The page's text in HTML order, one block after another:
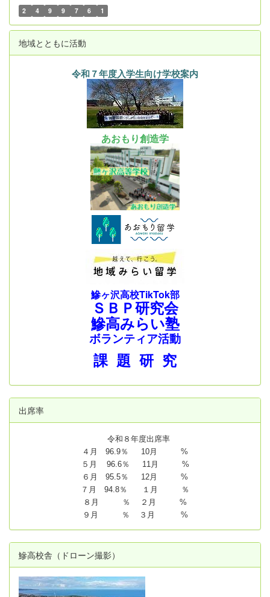
2 4 9 9 7 6 1
地域とともに活動
令和７年度入学生向け学校案内
あおもり創造学
鰺ヶ沢高校TikTok部
ＳＢＰ研究会
鰺高みらい塾
ボランティア活動
課 題 研 究
出席率
令和８年度出席率
４月 96.9％ 10月 %
５月 96.6％ 11月 %
６月 95.5％ 12月 %
７月 94.8％ １月 ％
８月 ％ ２月 %
９月 ％ ３月 %
鰺高校舎（ドローン撮影）